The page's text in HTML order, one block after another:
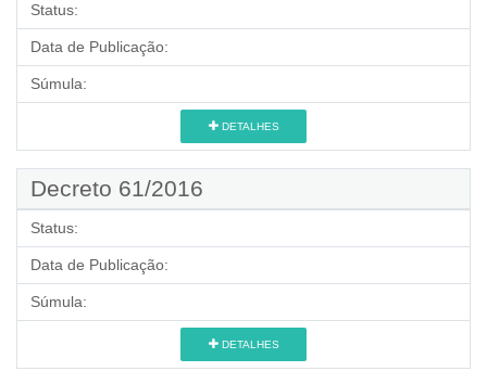
Status:
Data de Publicação:
Súmula:
DETALHES
Decreto 61/2016
Status:
Data de Publicação:
Súmula:
DETALHES